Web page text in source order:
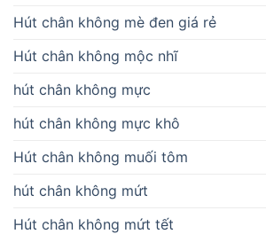
Hút chân không mè đen giá rẻ
Hút chân không mộc nhĩ
hút chân không mực
hút chân không mực khô
Hút chân không muối tôm
hút chân không mứt
Hút chân không mứt tết